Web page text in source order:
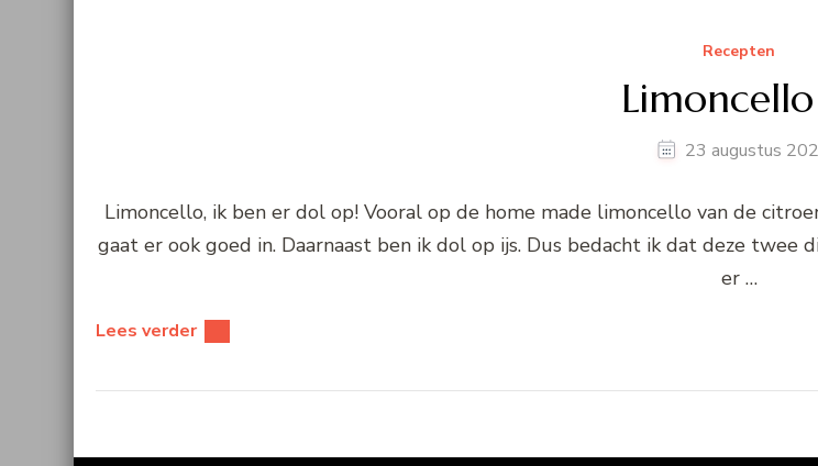
Recepten
23 augustus
Limoncello, ik ben er dol op! Vooral op de home made limoncello van de
gaat er ook goed in. Daarnaast ben ik dol op ijs. Dus bedacht ik dat deze twee
er …
Lees verder